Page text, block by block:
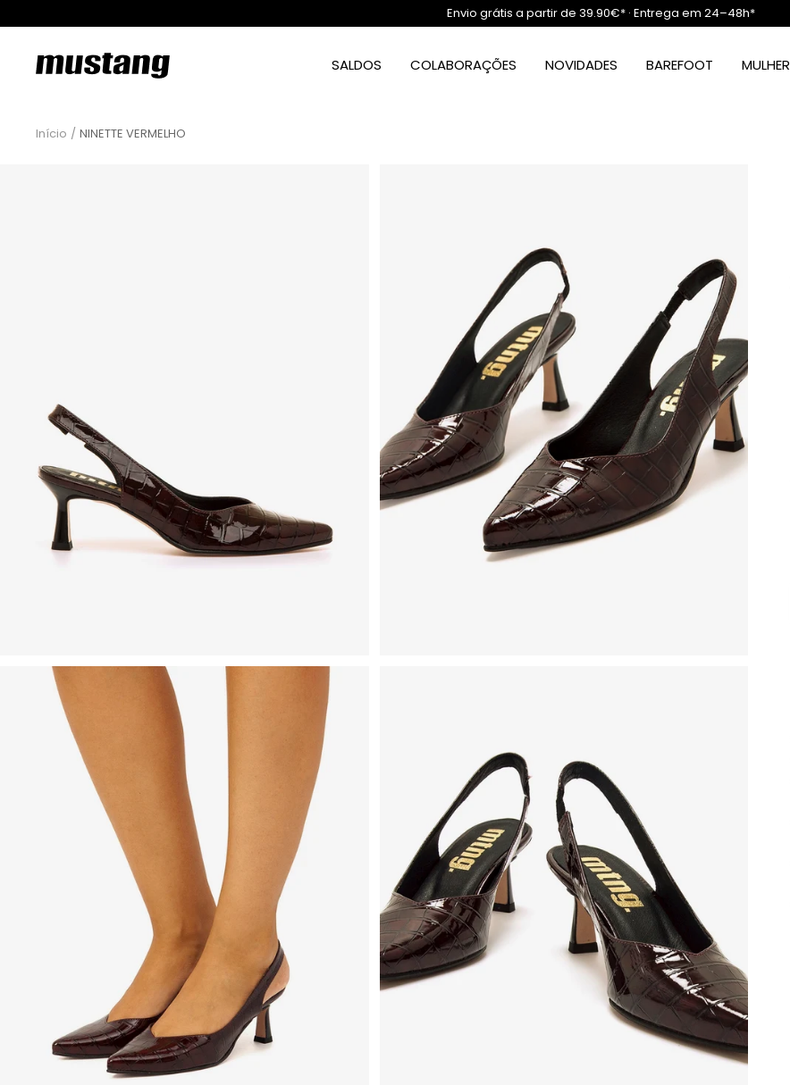
conteúdo
Envio grátis a partir de 39.90€* · Entrega em 24–48h*
mtngshoes SALDOS COLABORAÇÕES NOVIDADES BAREFOOT MULHER
Início NINETTE VERMELHO